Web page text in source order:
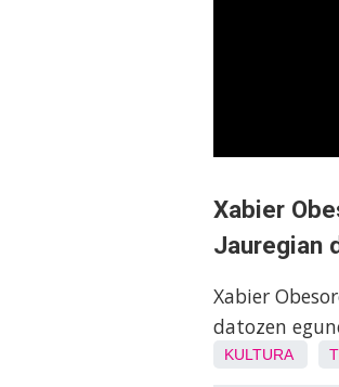
Xabier
Jauregian
Xabier
datozen
KULTURA